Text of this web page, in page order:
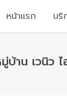
หน้าแรก บริ
บ้าน เวนิว